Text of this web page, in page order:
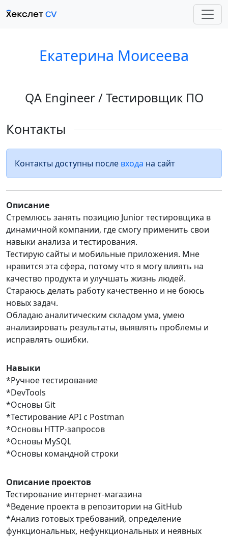
Екатерина Моисеева
QA Engineer / Тестировщик ПО
Контакты
Контакты доступны после входа на сайт
Описание
Стремлюсь занять позицию Junior тестировщика в
динамичной компании, где смогу применить свои
навыки анализа и тестирования.
Тестирую сайты и мобильные приложения. Мне
нравится эта сфера, потому что я могу влиять на
качество продукта и улучшать жизнь людей.
Стараюсь делать работу качественно и не боюсь
новых задач.
Обладаю аналитическим складом ума, умею
анализировать результаты, выявлять проблемы и
исправлять ошибки.
Навыки
*Ручное тестирование
*DevTools
*Основы Git
*Тестирование API с Postman
*Основы HTTP-запросов
*Основы MySQL
*Основы командной строки
Описание проектов
Тестирование интернет-магазина
*Ведение проекта в репозитории на GitHub
*Анализ готовых требований, определение
функциональных, нефункциональных и неявных